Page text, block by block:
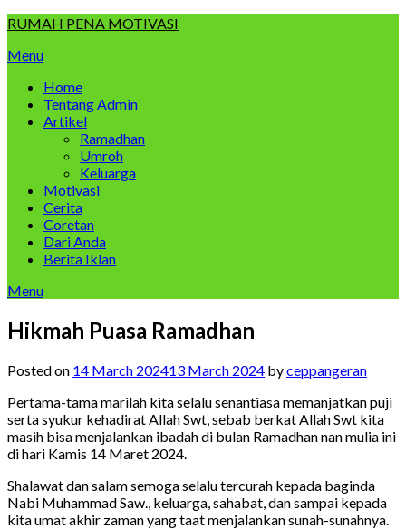
Skip
content
RUMAH PENA MOTIVASI
Menu
Home
Tentang Admin
Artikel
Ramadhan
Umroh
Keluarga
Motivasi
Cerita
Coretan
Dari Anda
Berita Iklan
Menu
Hikmah Puasa Ramadhan
Posted on 14 March 202413 March 2024 byceppangeran
Pertama-tama marilah kita selalu senantiasa memanjatkan puji
serta syukur kehadirat Allah Swt, sebab berkat Allah Swt kita
masih bisa menjalankan ibadah di bulan Ramadhan nan mulia ini
di hari Kamis 14 Maret 2024.
Shalawat dan salam semoga selalu tercurah kepada baginda
Nabi Muhammad Saw., keluarga, sahabat, dan sampai kepada
kita umat akhir zaman yang taat menjalankan sunah-sunahnya.